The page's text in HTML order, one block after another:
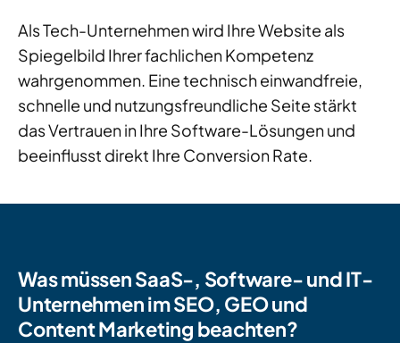
Als Tech-Unternehmen wird Ihre Website als
Spiegelbild Ihrer fachlichen Kompetenz
wahrgenommen. Eine technisch einwandfreie,
schnelle und nutzungsfreundliche Seite stärkt
das Vertrauen in Ihre Software-Lösungen und
beeinflusst direkt Ihre Conversion Rate.
Was müssen SaaS-, Software- und IT-
Unternehmen im SEO, GEO und
Content Marketing beachten?